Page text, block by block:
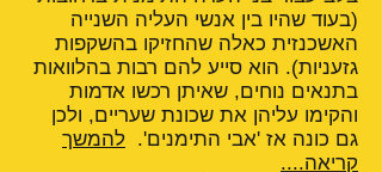
(בעוד שהיו בין אנשי העליה השנייה
האשכנזית כאלה שהחזיקו בהשקפות
גזעניות). הוא סייע להם רבות בהלוואות
בתנאים נוחים, שאיתן רכשו אדמות
והקימו עליהן את שכונת שעריים, ולכן
גם כונה אז 'אבי התימנים'. להמשך
קריאה....